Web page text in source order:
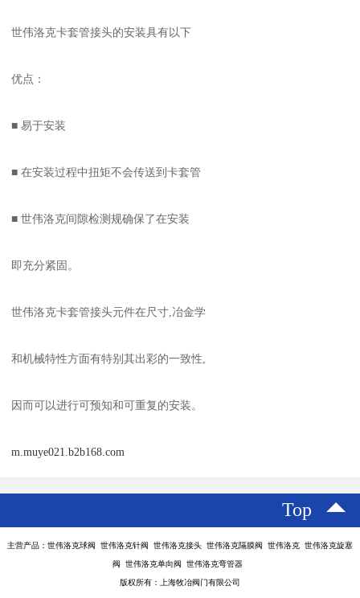
世伟洛克卡套管接头的安装具有以下
优点：
■ 易于安装
■ 在安装过程中扭矩不会传送到卡套管
■ 世伟洛克间隙检测规确保了在安装
即充分紧固。
世伟洛克卡套管接头元件在尺寸,冶金学
和机械特性方面有特别其出彩的一致性,
因而可以进行可预知和可重复的安装。
m.muye021.b2b168.com
Top
主营产品：世伟洛克球阀 世伟洛克针阀 世伟洛克接头 世伟洛克隔膜阀 世伟洛克 世伟洛克旋塞
阀 世伟洛克单向阀 世伟洛克弯管器
版权所有：上海牧冶阀门有限公司